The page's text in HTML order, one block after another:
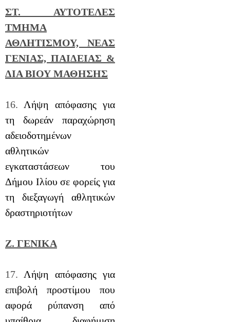
ΣΤ. ΑΥΤΟΤΕΛΕΣ
ΤΜΗΜΑ
ΑΘΛΗΤΙΣΜΟΥ, ΝΕΑΣ
ΓΕΝΙΑΣ, ΠΑΙΔΕΙΑΣ &
ΔΙΑ ΒΙΟΥ ΜΑΘΗΣΗΣ
16. Λήψη απόφασης για
τη δωρεάν παραχώρηση
αδειοδοτημένων
αθλητικών
εγκαταστάσεων του
Δήμου Ιλίου σε φορείς για
τη διεξαγωγή αθλητικών
δραστηριοτήτων
Ζ. ΓΕΝΙΚΑ
17. Λήψη απόφασης για
επιβολή προστίμου που
αφορά ρύπανση από